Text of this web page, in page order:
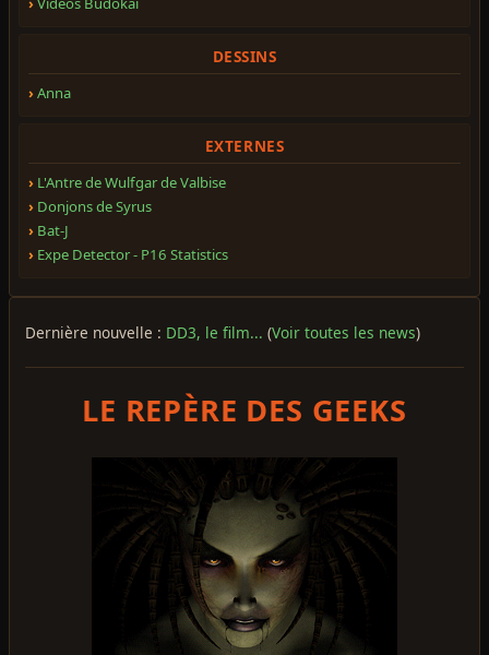
DESSINS
Anna
EXTERNES
L'Antre de Wulfgar de Valbise
Donjons de Syrus
Bat-J
Expe Detector - P16 Statistics
Dernière nouvelle : DD3, le film... (Voir toutes les news)
LE REPÈRE DES GEEKS